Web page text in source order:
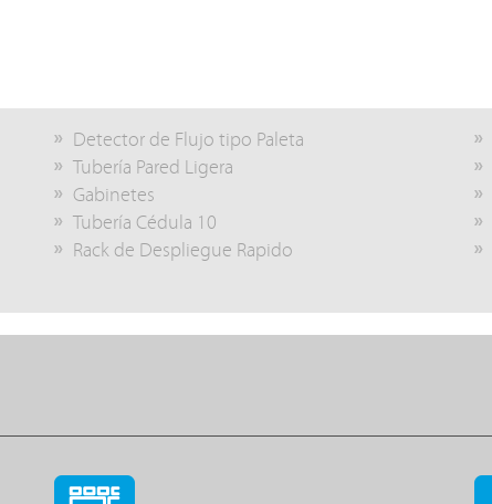
Detector de Flujo tipo Paleta
Tubería Pared Ligera
Gabinetes
Tubería Cédula 10
Rack de Despliegue Rapido